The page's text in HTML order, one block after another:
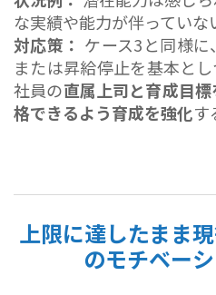
な実績や能力が伴っていな
対応策： ケース3と同様
または昇給停止を基本と
社員の直属上司と育成目
格できるよう育成を強化す
上限に達したまま
のモチベー